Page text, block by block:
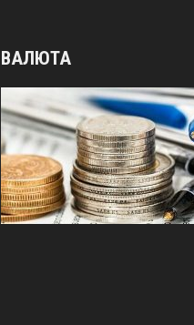
ВАЛЮТА